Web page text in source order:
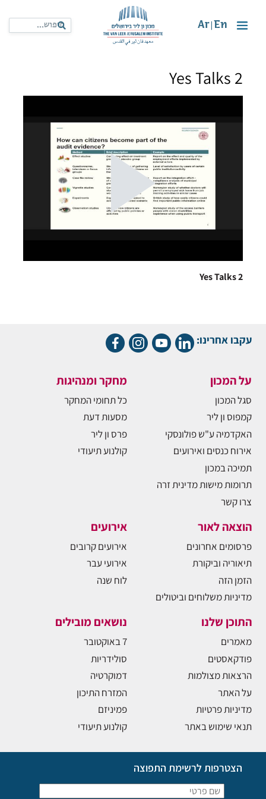
En
Ar
Yes Talks 2
Yes Talks 2
עקבו אחרינו:
על המכון
סגל המכון
קמפוס ון ליר
האקדמיה ע"ש פולונסקי
אירוח כנסים ואירועים
תמיכה במכון
תרומות מישות מדינית זרה
צרו קשר
מחקר ומנהיגות
כל תחומי המחקר
מסעות דעת
פרס ון ליר
קולנוע תיעודי
הוצאה לאור
פרסומים אחרונים
תיאוריה וביקורת
הזמן הזה
מדיניות משלוחים וביטולים
אירועים
אירועים קרובים
אירועי עבר
לוח שנה
התוכן שלנו
מאמרים
פודקאסטים
הרצאות מצולמות
על האתר
מדיניות פרטיות
תנאי שימוש באתר
נושאים מובילים
7 באוקטובר
סולידריות
דמוקרטיה
המזרח התיכון
פמיניזם
קולנוע תיעודי
הצטרפות לרשימת התפוצה